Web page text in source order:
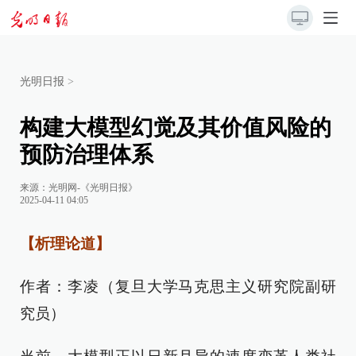
光明日报 >
构建大模型幻觉及其价值风险的
预防治理体系
来源： 光明网-《光明日报》
2025-04-11 04:05
【析理论道】
作者：李凌（复旦大学马克思主义研究院副研
究员）